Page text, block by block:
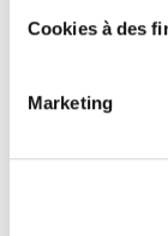
Cookies à des
Marketing
FREE